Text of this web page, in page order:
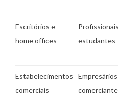
Escritórios e
home offices
estudantes
Estabelecimentos
comerciais